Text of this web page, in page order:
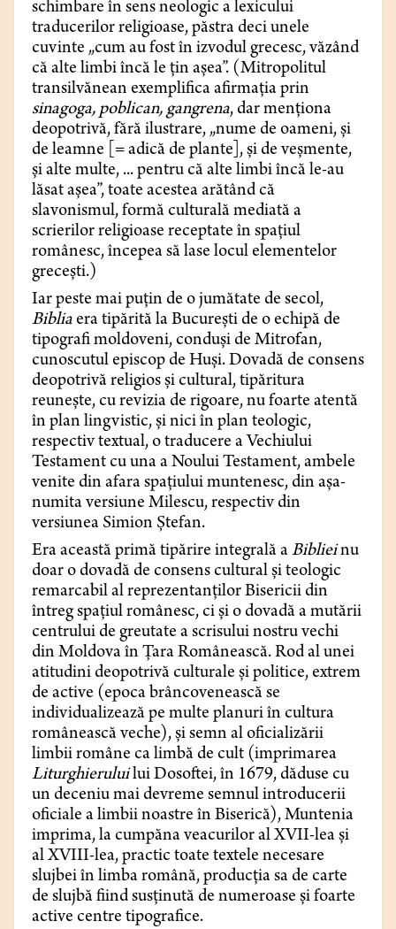
schimbare în sens neologic a lexicului
traducerilor religioase, păstra deci unele
cuvinte „cum au fost în izvodul grecesc, văzând
că alte limbi încă le țin așea”. (Mitropolitul
transilvănean exemplifica afirmația prin
sinagoga, poblican, gangrena, dar menționa
deopotrivă, fără ilustrare, „nume de oameni, și
de leamne [= adică de plante], și de veșmente,
și alte multe, ... pentru că alte limbi încă le-au
lăsat așea”, toate acestea arătând că
slavonismul, formă culturală mediată a
scrierilor religioase receptate în spațiul
românesc, începea să lase locul elementelor
grecești.)
Iar peste mai puțin de o jumătate de secol,
Biblia era tipărită la București de o echipă de
tipografi moldoveni, conduși de Mitrofan,
cunoscutul episcop de Huși. Dovadă de consens
deopotrivă religios și cultural, tipăritura
reunește, cu revizia de rigoare, nu foarte atentă
în plan lingvistic, și nici în plan teologic,
respectiv textual, o traducere a Vechiului
Testament cu una a Noului Testament, ambele
venite din afara spațiului muntenesc, din așa-
numita versiune Milescu, respectiv din
versiunea Simion Ștefan.
Era această primă tipărire integrală a Biblieinu
doar o dovadă de consens cultural și teologic
remarcabil al reprezentanților Bisericii din
întreg spațiul românesc, ci și o dovadă a mutării
centrului de greutate a scrisului nostru vechi
din Moldova în Țara Românească. Rod al unei
atitudini deopotrivă culturale și politice, extrem
de active (epoca brâncovenească se
individualizează pe multe planuri în cultura
românească veche), și semn al oficializării
limbii române ca limbă de cult (imprimarea
Liturghieruluilui Dosoftei, în 1679, dăduse cu
un deceniu mai devreme semnul introducerii
oficiale a limbii noastre în Biserică), Muntenia
imprima, la cumpăna veacurilor al XVII-lea și
al XVIII-lea, practic toate textele necesare
slujbei în limba română, producția sa de carte
de slujbă fiind susținută de numeroase și foarte
active centre tipografice.